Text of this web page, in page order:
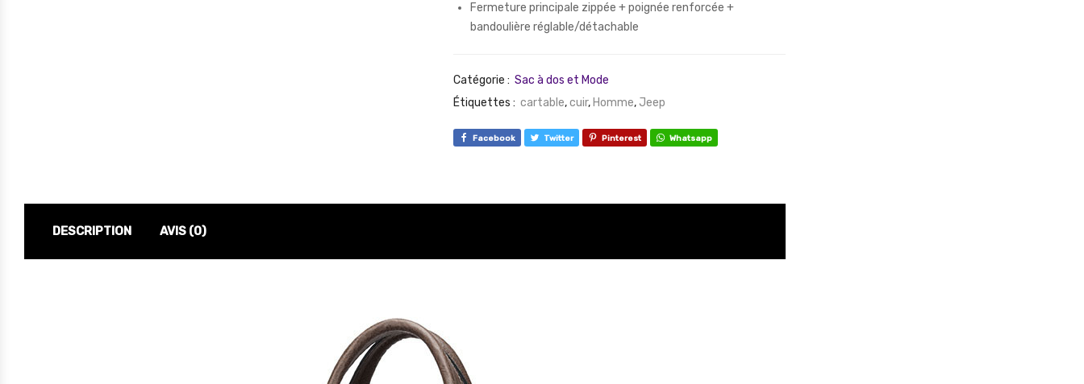
Fermeture principale zippée + poignée renforcée +
bandoulière réglable/détachable
Catégorie : Sac à dos et Mode
Étiquettes : cartable,cuir, Homme, Jeep
Facebook Twitter Pinterest Whatsapp
DESCRIPTION AVIS (0)